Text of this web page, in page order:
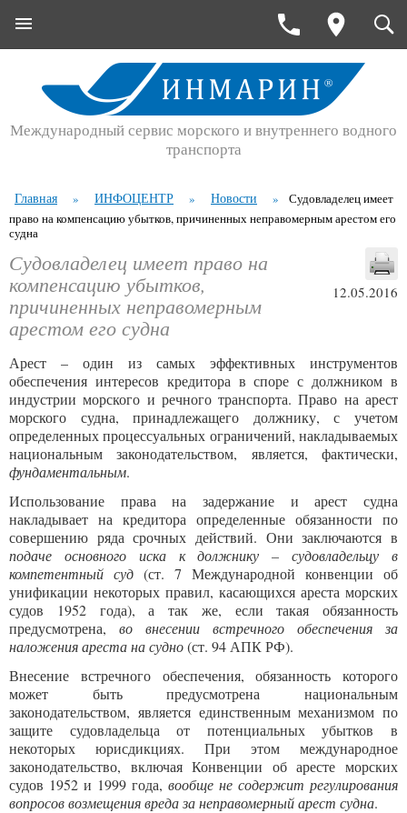
Международный сервис морского и внутреннего водного
транспорта
Главная » ИНФОЦЕНТР » Новости »
Судовладелец имеет
право на компенсацию убытков, причиненных неправомерным арестом его
судна
12.05.2016
Судовладелец имеет право на
компенсацию убытков,
причиненных неправомерным
арестом его судна
Арест – один из самых эффективных инструментов
обеспечения интересов кредитора в споре с должником в
индустрии морского и речного транспорта. Право на арест
морского судна, принадлежащего должнику, с учетом
определенных процессуальных ограничений, накладываемых
национальным законодательством, является, фактически,
фундаментальным.
Использование права на задержание и арест судна
накладывает на кредитора определенные обязанности по
совершению ряда срочных действий. Они заключаются в
подаче основного иска к должнику – судовладельцу в
компетентный суд (ст. 7 Международной конвенции об
унификации некоторых правил, касающихся ареста морских
судов 1952 года), а так же, если такая обязанность
предусмотрена, во внесении встречного обеспечения за
наложения ареста на судно(ст. 94 АПК РФ).
Внесение встречного обеспечения, обязанность которого
может быть предусмотрена национальным
законодательством, является единственным механизмом по
защите судовладельца от потенциальных убытков в
некоторых юрисдикциях. При этом международное
законодательство, включая Конвенции об аресте морских
судов 1952 и 1999 года, вообще не содержит регулирования
вопросов возмещения вреда за неправомерный арест судна.